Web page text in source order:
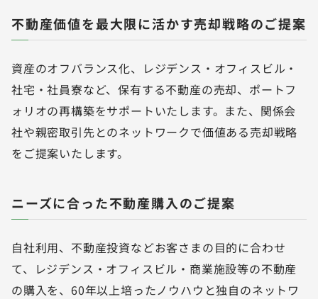
不動産価値を最大限に活かす売却戦略のご提案
資産のオフバランス化、レジデンス・オフィスビル・
社宅・社員寮など、保有する不動産の売却、ポートフ
ォリオの再構築をサポートいたします。また、関係会
社や親密取引先とのネットワークで価値ある売却戦略
をご提案いたします。
ニーズに合った不動産購入のご提案
自社利用、不動産投資などお客さまの目的に合わせ
て、レジデンス・オフィスビル・商業施設等の不動産
の購入を、60年以上培ったノウハウと独自のネットワ